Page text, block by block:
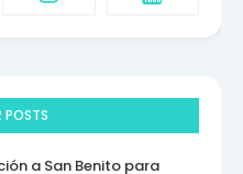
POSTS
a San Benito para